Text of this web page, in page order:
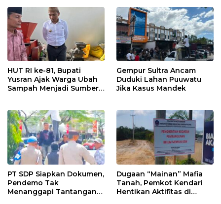
HUT RI ke-81, Bupati
Yusran Ajak Warga Ubah
Sampah Menjadi Sumber
Gempur Sultra Ancam
Duduki Lahan Puuwatu
Jika Kasus Mandek
PT SDP Siapkan Dokumen,
Pendemo Tak
Menanggapi Tantangan
Dugaan “Mainan” Mafia
Tanah, Pemkot Kendari
Hentikan Aktifitas di